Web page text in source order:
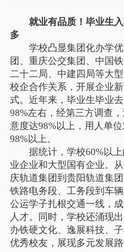
就业有品质！毕业生
多
学校凸显集团化办学
团、重庆公交集团、中国
二十二局、中建四局等大
校企合作关系，开展企业
式。近年来，毕业生毕业
98%左右，经第三方调查
意度达98%以上，用人单
98%以上。
据统计，学校60%以
业企业和大型国有企业。
庆轨道集团到贵阳轨道集
铁路电务段、工务段到车
公运学子扎根交通一线，
人才。同时，学校还涌现
办铁硬文化、逸展科技、
优秀校友，展现多元发展路